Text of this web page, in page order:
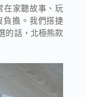
在家聽故事、玩
負擔。我們搭捷
的話，北極熊款